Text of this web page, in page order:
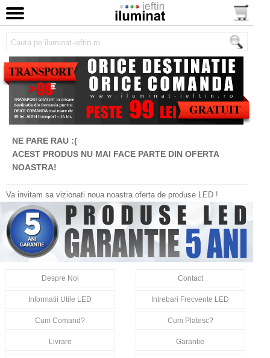
NE PARE RAU :(
ACEST PRODUS NU MAI FACE PARTE DIN OFERTA
NOASTRA!
Va invitam sa vizionati noua noastra oferta de produse LED !
Despre Noi Contact
Informatii Utile LED Intrebari Frecvente LED
Cum Comand? Cum Platesc?
Livrare Garantie